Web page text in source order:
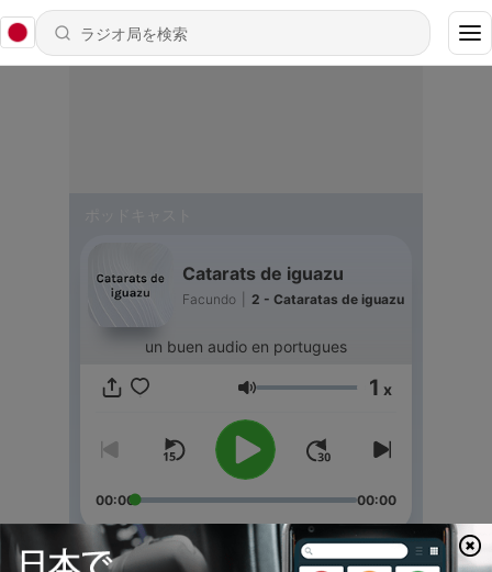
Catarats de iguazu
Facundo 2 - Cataratas de iguazu
un buen audio en portugues
音量 1 x
00:00 00:00